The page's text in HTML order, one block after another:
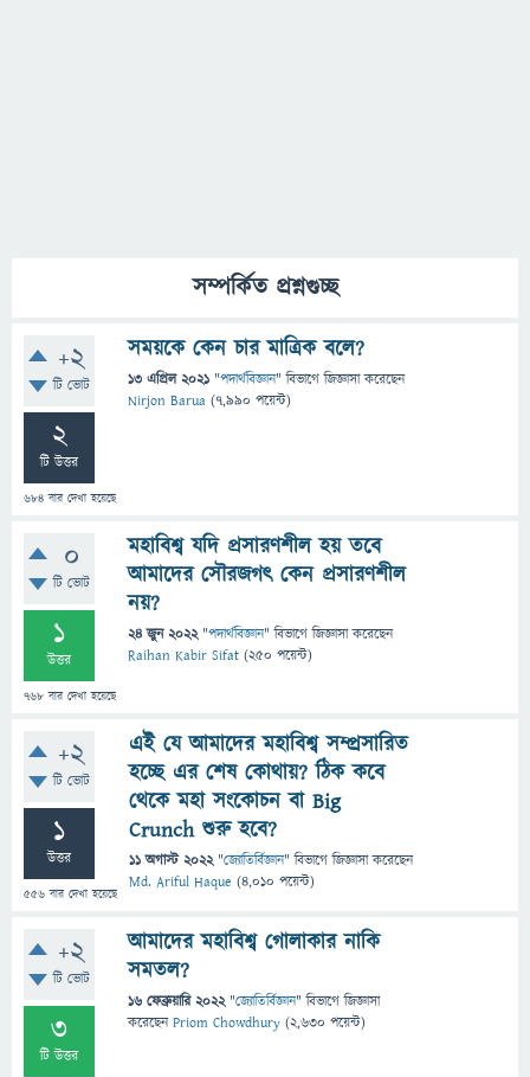
সম্পর্কিত প্রশ্নগুচ্ছ
+2
টি ভোট
2
টি উত্তর
684 বার দেখা হয়েছে
সময়কে কেন চার মাত্রিক বলে?
13 এপ্রিল 2021 "পদার্থবিজ্ঞান" বিভাগে জিজ্ঞাসাকরেছেন
Nirjon Barua (7,990 পয়েন্ট)
0
টি ভোট
1
উত্তর
768 বার দেখা হয়েছে
মহাবিশ্ব যদি প্রসারণশীল হয় তবে
আমাদের সৌরজগৎ কেন প্রসারণশীল
নয়?
24 জুন 2022 "পদার্থবিজ্ঞান" বিভাগে জিজ্ঞাসাকরেছেন
Raihan Kabir Sifat (250 পয়েন্ট)
+2
টি ভোট
1
উত্তর
556 বার দেখা হয়েছে
এই যে আমাদের মহাবিশ্ব সম্প্রসারিত
হচ্ছে এর শেষ কোথায়? ঠিক কবে
থেকে মহা সংকোচন বা Big
Crunch শুরু হবে?
11 অগাস্ট 2022 "জ্যোতির্বিজ্ঞান" বিভাগে জিজ্ঞাসাকরেছেন
Md. Ariful Haque (4,010 পয়েন্ট)
+2
টি ভোট
3
টি উত্তর
আমাদের মহাবিশ্ব গোলাকার নাকি
সমতল?
16 ফেব্রুয়ারি 2022 "জ্যোতির্বিজ্ঞান" বিভাগে জিজ্ঞাসা
করেছেনPriom Chowdhury (2,630 পয়েন্ট)